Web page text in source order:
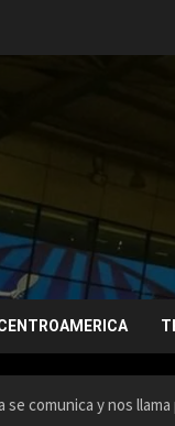
se comunica y nos